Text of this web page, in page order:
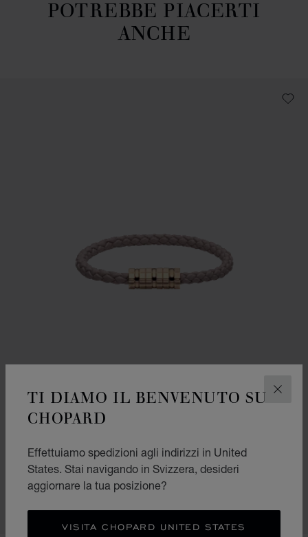
TI DIAMO IL BENVENUTO SU
CHOPARD
Effettuiamo spedizioni agli indirizzi in United
States. Stai navigando in Svizzera, desideri
aggiornare la tua posizione?
VISITA CHOPARD UNITED STATES
POTREBBE PIACERTI
ANCHE
BRACCIALE ICE CUBE
PELLE ROSA CHIARO METALLO ROSA DORATO
CHF 435